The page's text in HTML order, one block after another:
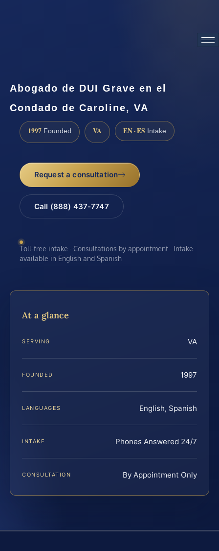
Abogado de DUI Grave en el
Condado de Caroline, VA
1997 Founded VA EN · ES Intake
Request a consultation
Call (888) 437-7747
Toll-free intake · Consultations by appointment · Intake
available in English and Spanish
At a glance
SERVING VA
FOUNDED 1997
LANGUAGES English, Spanish
INTAKE Phones Answered 24/7
CONSULTATION By Appointment Only